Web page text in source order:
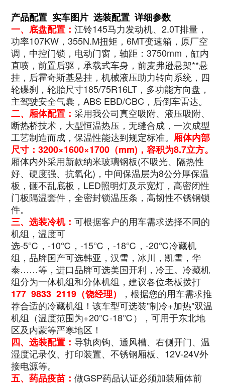
产品配置 实车图片 选装配置 详细参数
一、底盘配置：江铃145马力发动机、2.0T排量，
功率107KW，355N.M扭矩，6MT变速箱，原厂空
调，中控门锁，电动门窗，轴距：3750mm，缸内
直喷，前置后驱，承载式车身，前麦弗逊悬架**悬
挂，后霍奇斯基悬挂，机械液压助力转向系统，四
轮碟刹，轮胎尺寸185/75R16LT，多功能方向盘，
主驾驶安全气囊，ABS EBD/CBC，后倒车雷达。
二、厢体配置：采用我公司真空吸附、液压吸附、
断热桥技术，大型恒温热压，无缝合成，一次成型
工艺制造而成，保温性能达到规定标准。厢体内部
尺寸：3200×1600×1700 （mm)，容积为8.7立方。
厢体内外采用新款纳米玻璃钢板(不吸光、隔热性
好、硬度强、抗氧化)，中间保温层为8公分厚保温
板，砸不乱底板，LED照明灯及示宽灯，高密闭性
门板隔温套件，全密封锁温压条，高韧性不锈钢锁
件。
三、选装冷机：可根据客户的用车需求选择不同的
机组，温度可
选-5℃，-10℃，-15℃，-18℃，-20℃冷藏机
组，品牌国产可选韩亚，汉雪，冰川，凯雪，华
泰……等，进口品牌可选美国开利，冷王。冷藏机
组分为一体机组和分体机组，建议各位老板拨打
177 9833 2119（饶经理）
，根据您的用车需求推
荐合适的冷藏机组！该车型可选装"制冷+加热"双温
机组（温度范围为+20℃-18℃），可用于东北地
区及内蒙等严寒地区！
四、选装配置：导轨肉钩、通风槽、右侧开门、温
湿度记录仪、打印装置、不锈钢厢板、12V-24V外
接电源等。
五、药品疫苗：做GSP药品认证必须加装厢体前